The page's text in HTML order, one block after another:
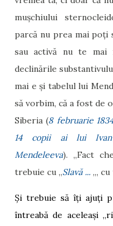
mușchiului
parcă nu prea mai poți
sau activă nu te mai
declinările
mai e și tabelul lui
să vorbim, că a fost de
Siberia (8 februarie
14 copii ai lui Ivan
Mendeleeva). „Fact
trebuie cu „Slavă ... „,
Și trebuie să îți ajuți
întreabă de aceleași